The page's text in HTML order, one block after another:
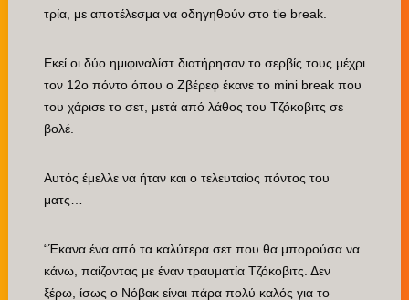
τρία, με αποτέλεσμα να οδηγηθούν στο tie break.
Εκεί οι δύο ημιφιναλίστ διατήρησαν το σερβίς τους μέχρι
τον 12ο πόντο όπου ο Ζβέρεφ έκανε το mini break που
του χάρισε το σετ, μετά από λάθος του Τζόκοβιτς σε
βολέ.
Αυτός έμελλε να ήταν και ο τελευταίος πόντος του
ματς…
“Έκανα ένα από τα καλύτερα σετ που θα μπορούσα να
κάνω, παίζοντας με έναν τραυματία Τζόκοβιτς. Δεν
ξέρω, ίσως ο Νόβακ είναι πάρα πολύ καλός για το